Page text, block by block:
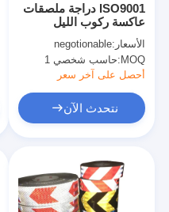
ISO9001 دراجة ملصقات
عاكسة ركوب الليل
ملصقات تحذير عاكسة
الأسعار:negotionable
MOQ: حاسب شخصي 1
أحصل على آخر سعر
نتحدث الآن